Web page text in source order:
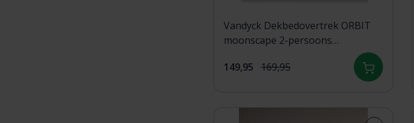
Vandyck Dekbedovertrek ORBIT
moonscape 2-persoons
149,95 169,95